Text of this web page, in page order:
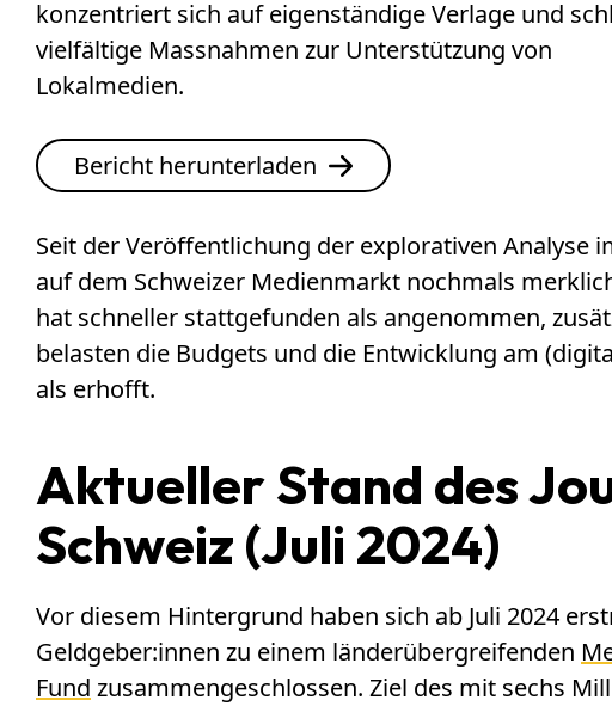
konzentriert sich auf eigenständige Verlage und
vielfältige Massnahmen zur Unterstützung von
Lokalmedien.
Bericht herunterladen
Seit der Veröffentlichung der explorativen Analyse
auf dem Schweizer Medienmarkt nochmals
hat schneller stattgefunden als angenommen,
belasten die Budgets und die Entwicklung am
als erhofft.
Aktueller Stand des
Schweiz (Juli 2024)
Vor diesem Hintergrund haben sich ab Juli 2024
Geldgeber:innen zu einem länderübergreifenden
Fund zusammengeschlossen. Ziel des mit sechs